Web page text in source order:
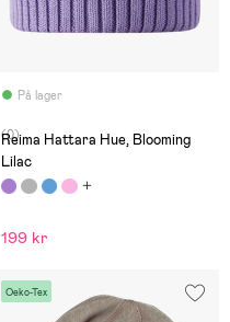
På lager
(0)
Reima Hattara Hue, Blooming
Lilac
199 kr
Oeko-Tex